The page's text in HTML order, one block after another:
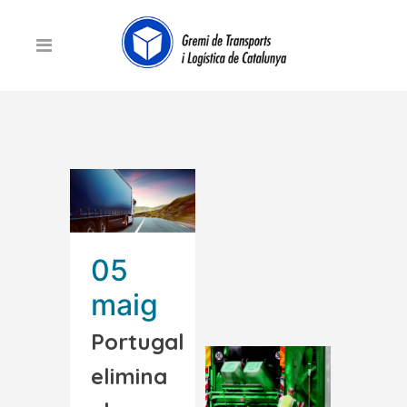
05
maig
Portugal
elimina